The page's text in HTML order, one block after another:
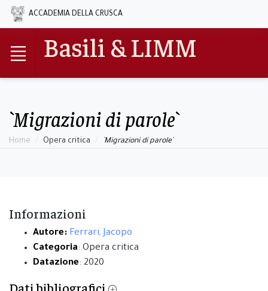
ACCADEMIA DELLA CRUSCA
Basili & LIMM
`Migrazioni di parole`
Home Opera critica `Migrazioni di parole`
Informazioni
Autore: Ferrari, Jacopo
Categoria: Opera critica
Datazione: 2020